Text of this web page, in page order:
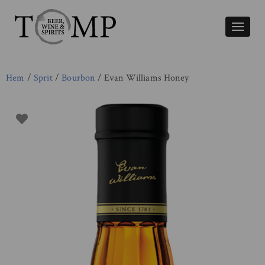
Växla
Hem / Sprit/ Bourbon / Evan Williams Honey